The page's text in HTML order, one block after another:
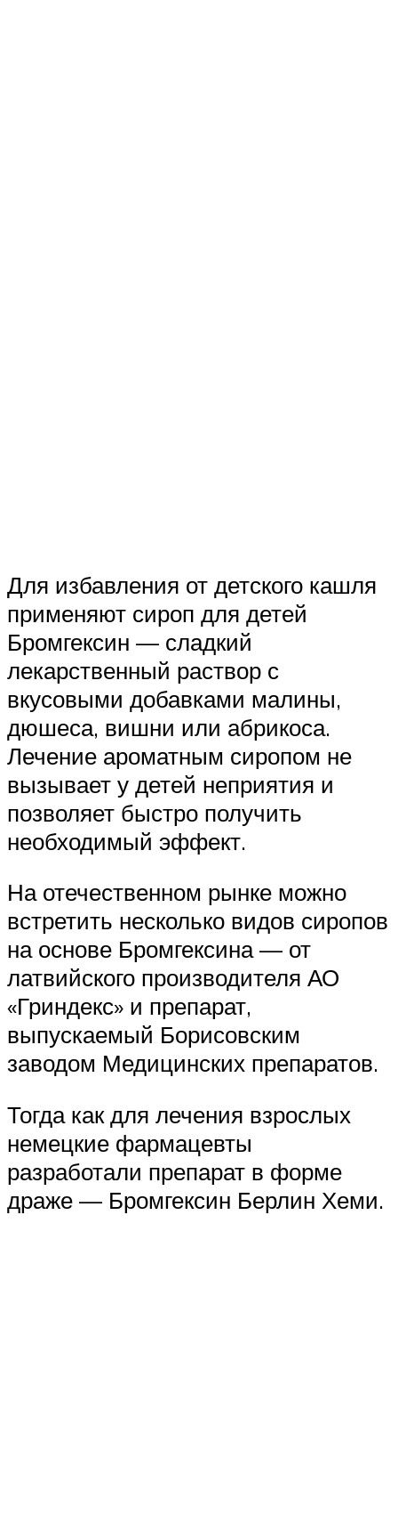
Для избавления от детского кашля
применяют сироп для детей
Бромгексин — сладкий
лекарственный раствор с
вкусовыми добавками малины,
дюшеса, вишни или абрикоса.
Лечение ароматным сиропом не
вызывает у детей неприятия и
позволяет быстро получить
необходимый эффект.
На отечественном рынке можно
встретить несколько видов сиропов
на основе Бромгексина — от
латвийского производителя АО
«Гриндекс» и препарат,
выпускаемый Борисовским
заводом Медицинских препаратов.
Тогда как для лечения взрослых
немецкие фармацевты
разработали препарат в форме
драже — Бромгексин Берлин Хеми.